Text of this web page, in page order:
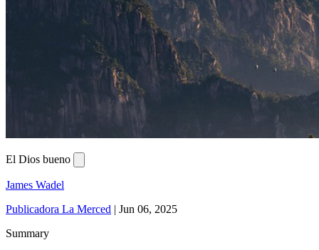
El Dios bueno
James Wadel
Publicadora La Merced | Jun 06, 2025
Summary